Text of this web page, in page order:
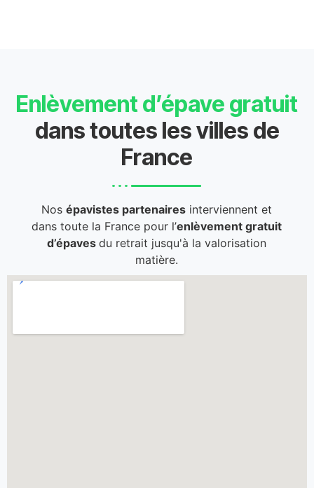
Enlèvement d’épave gratuit
dans toutes les villes de
France
Nosépavistes partenaires interviennent et
dans toute la France pour l’enlèvement gratuit
d’épavesdu retrait jusqu'à la valorisation
matière.